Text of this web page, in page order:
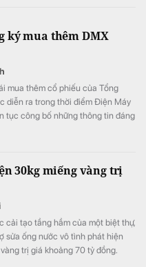
ký mua thêm DMX
mua thêm cổ phiếu của Tổng
diễn ra trong thời điểm Điện Máy
tục công bố những thông tin đáng
30kg miếng vàng trị
cải tạo tầng hầm của một biệt thự,
sửa ống nước vô tình phát hiện
trị giá khoảng 70 tỷ đồng.